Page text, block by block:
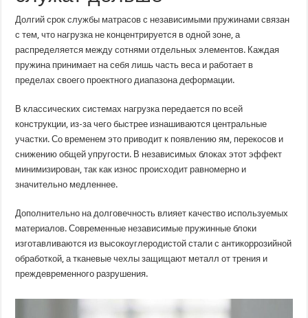
Долгий срок службы матрасов с независимыми пружинами связан
с тем, что нагрузка не концентрируется в одной зоне, а
распределяется между сотнями отдельных элементов. Каждая
пружина принимает на себя лишь часть веса и работает в
пределах своего проектного диапазона деформации.
В классических системах нагрузка передается по всей
конструкции, из-за чего быстрее изнашиваются центральные
участки. Со временем это приводит к появлению ям, перекосов и
снижению общей упругости. В независимых блоках этот эффект
минимизирован, так как износ происходит равномерно и
значительно медленнее.
Дополнительно на долговечность влияет качество используемых
материалов. Современные независимые пружинные блоки
изготавливаются из высокоуглеродистой стали с антикоррозийной
обработкой, а тканевые чехлы защищают металл от трения и
преждевременного разрушения.